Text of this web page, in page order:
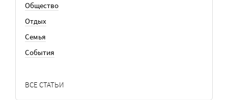
Общество
Отдых
Семья
События
ВСЕ СТАТЬИ